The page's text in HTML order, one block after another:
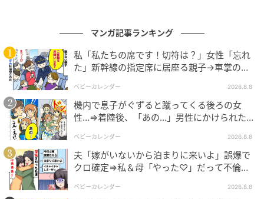
マンガ記事ランキング
私「私たちの席です！切符は？」女性「忘れ
た」新幹線の指定席に居座る親子→車掌の注
ベビーカレンダー 2026.8.8
機内で息子がぐずると蹴ってくる後ろの女
性…⇒着陸後、「あの…」男性にかけられた驚
ベビーカレンダー 2026.8.8
夫「嫁がいないから泊まりに来いよ」誤爆で
クロ確定⇒私＆母「やった♡」だって不倫相
ベビーカレンダー 2026.8.8